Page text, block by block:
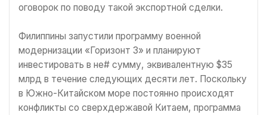
оговорок по поводу такой экспортной сделки.
Филиппины запустили программу военной
модернизации «Горизонт 3» и планируют
инвестировать в не# сумму, эквивалентную $35
млрд в течение следующих десяти лет. Поскольку
в Южно-Китайском море постоянно происходят
конфликты со сверхдержавой Китаем, программа